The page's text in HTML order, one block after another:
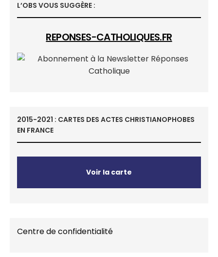
L’OBS VOUS SUGGÈRE :
REPONSES-CATHOLIQUES.FR
2015-2021 : CARTES DES ACTES CHRISTIANOPHOBES
EN FRANCE
Voir la carte
Centre de confidentialité